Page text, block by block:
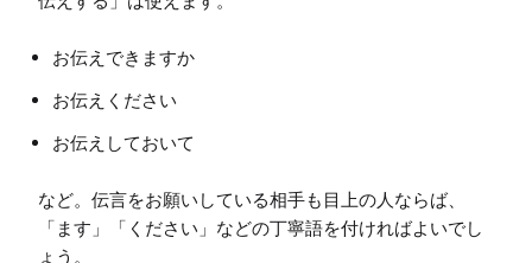
お伝えできますか
お伝えください
お伝えしておいて
など。伝言をお願いしている相手も目上の人ならば、
「ます」「ください」などの丁寧語を付ければよいでし
ょう。